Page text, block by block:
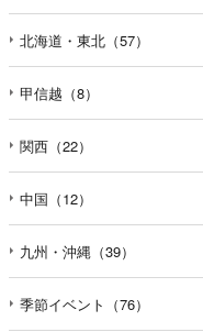
北海道・東北（57）
甲信越（8）
関西（22）
中国（12）
九州・沖縄（39）
季節イベント（76）